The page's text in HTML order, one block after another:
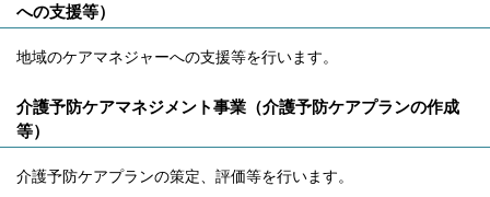
への支援等）
地域のケアマネジャーへの支援等を行います。
介護予防ケアマネジメント事業（介護予防ケアプランの作成
等）
介護予防ケアプランの策定、評価等を行います。